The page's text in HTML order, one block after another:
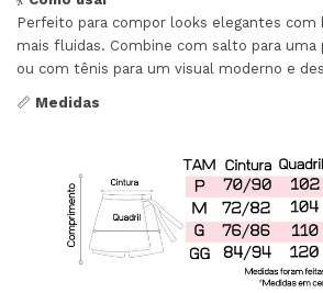
Perfeito para compor looks elegantes com
mais fluidas. Combine com salto para
ou com tênis para um visual moderno e
📏 Medidas